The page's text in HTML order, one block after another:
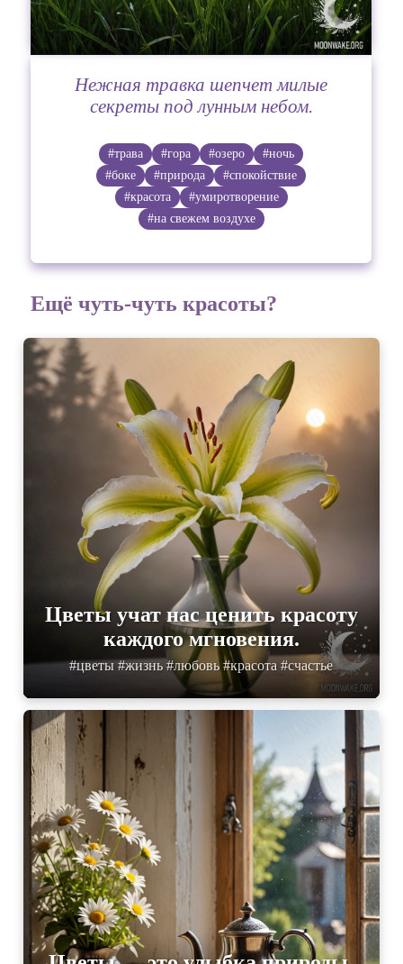
Нежная травка шепчет милые
секреты под лунным небом.
#трава #гора #озеро
#ночь
#боке
#природа
#спокойствие
#красота
#умиротворение
#на свежем воздухе
Ещё чуть-чуть красоты?
Цветы учат нас ценить красоту
каждого мгновения.
#цветы #жизнь #любовь #красота #счастье